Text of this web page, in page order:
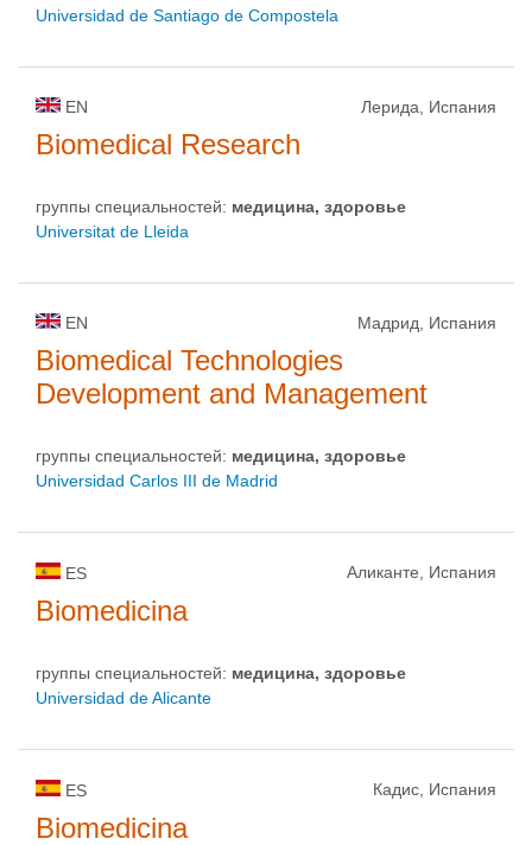
Universidad de Santiago de Compostela
EN Лерида, Испания
Biomedical Research
группы специальностей: медицина, здоровье
Universitat de Lleida
EN Мадрид, Испания
Biomedical Technologies
Development and Management
группы специальностей: медицина, здоровье
Universidad Carlos III de Madrid
ES Аликанте, Испания
Biomedicina
группы специальностей: медицина, здоровье
Universidad de Alicante
ES Кадис, Испания
Biomedicina